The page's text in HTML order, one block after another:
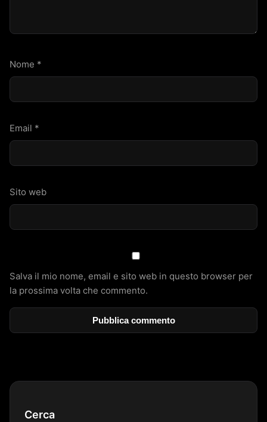
Nome *
Email *
Sito web
Salva il mio nome, email e sito web in questo browser per
la prossima volta che commento.
Cerca